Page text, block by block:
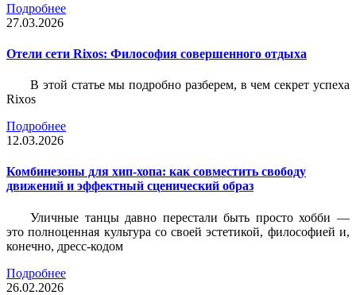
Подробнее
27.03.2026
Отели сети Rixos: Философия совершенного отдыха
В этой статье мы подробно разберем, в чем секрет успеха
Rixos
Подробнее
12.03.2026
Комбинезоны для хип-хопа: как совместить свободу
движений и эффектный сценический образ
Уличные танцы давно перестали быть просто хобби —
это полноценная культура со своей эстетикой, философией и,
конечно, дресс-кодом
Подробнее
26.02.2026